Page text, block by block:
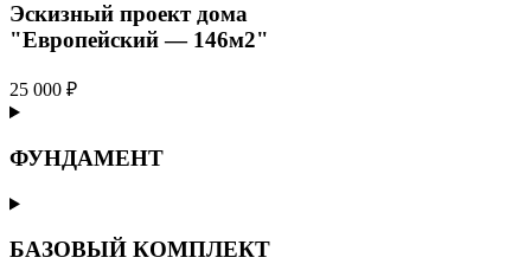
Эскизный проект дома
"Европейский — 146м2"
25 000 ₽
ФУНДАМЕНТ
БАЗОВЫЙ КОМПЛЕКТ